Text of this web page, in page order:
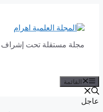
المحتوى
مجلة مستقلة تحت إشراف
القائمة
عاجل